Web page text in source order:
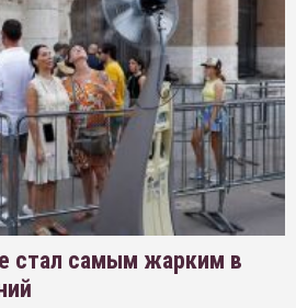
стал самым жарким в